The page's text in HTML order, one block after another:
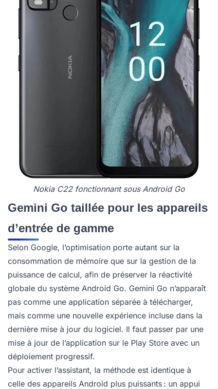
Nokia C22 fonctionnant sous Android Go
Gemini Go taillée pour les appareils
d’entrée de gamme
Selon Google, l’optimisation porte autant sur la
consommation de mémoire que sur la gestion de la
puissance de calcul, afin de préserver la réactivité
globale du système Android Go. Gemini Go n’apparaît
pas comme une application séparée à télécharger,
mais comme une nouvelle expérience incluse dans la
dernière mise à jour du logiciel. Il faut passer par une
mise à jour de l’application sur le Play Store avec un
déploiement progressif.
Pour activer l’assistant, la méthode est identique à
celle des appareils Android plus puissants : un appui